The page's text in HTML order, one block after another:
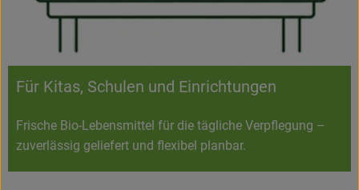
Für Kitas, Schulen und Einrichtungen
Frische Bio-Lebensmittel für die tägliche Verpflegung –
zuverlässig geliefert und flexibel planbar.